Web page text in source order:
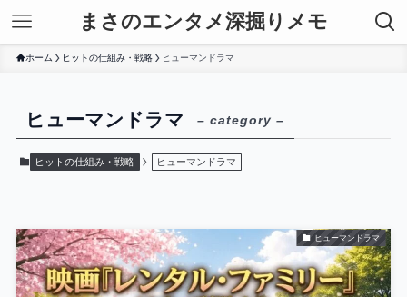
まさのエンタメ深掘りメモ
ホーム ヒットの仕組み・戦略 ヒューマンドラマ
ヒューマンドラマ – category –
ヒットの仕組み・戦略 ヒューマンドラマ
ヒューマンドラマ